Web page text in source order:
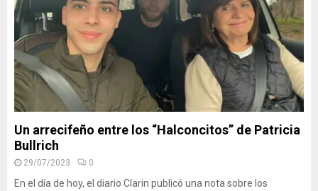
Un arrecifeño entre los “Halconcitos” de Patricia
Bullrich
29/07/2023 0
En el día de hoy, el diario Clarin publicó una nota sobre los